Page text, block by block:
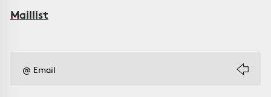
Maillist